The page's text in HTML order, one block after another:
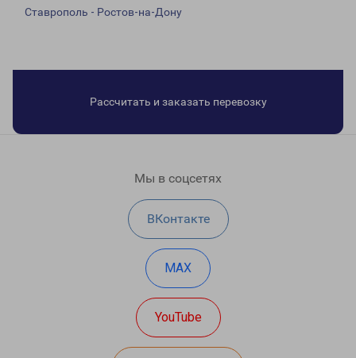
Ставрополь - Ростов-на-Дону
Рассчитать и заказать перевозку
Мы в соцсетях
ВКонтакте
MAX
YouTube